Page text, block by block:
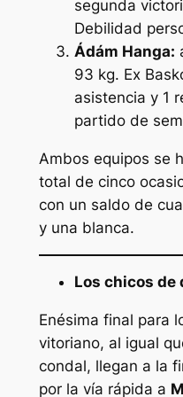
segunda
Debilidad
Ádám Hanga:
93 kg. Ex
asistencia y 1
partido de
Ambos equipos se
total de cinco
con un saldo de
y una blanca.
Los chicos de
Enésima final para
vitoriano, al igual
condal, llegan a la
por la vía rápida a